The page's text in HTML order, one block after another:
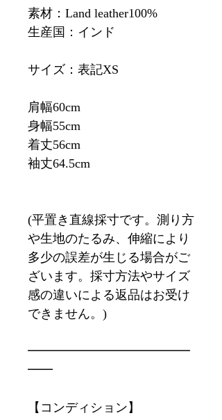
素材：Land leather100%
生産国：インド
サイズ：表記XS
肩幅60cm
身幅55cm
着丈56cm
袖丈64.5cm
(平置き直線採寸です。測り方
や生地のたるみ、伸縮により
多少の誤差が生じる場合がご
ざいます。採寸方法やサイズ
感の違いによる返品はお受け
できません。)
━━━━━━━━━━━━━
━━
【コンディション】